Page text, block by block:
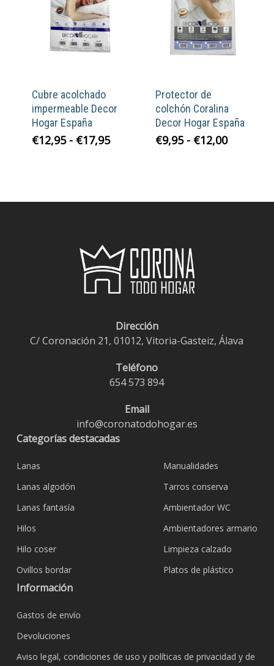
Cubre acolchado
impermeable Decor
Hogar España
€12,95 - €17,95Rango
hasta
Protector de
colchón Coralina
Decor Hogar España
€9,95 - €12,00Rango
hasta
Dirección
C/ Coronación 21, 01012, Vitoria-Gasteiz, Álava
Teléfono
654 573 894
Email
info@coronatodohogar.es
Categorías destacadas
Lanas
Lanas algodón
Lanas fantasía
Hilos
Hilo coser
Ovillos bordar
Manualidades
Tarros conserva
Ambientador WC
Ambientadores armario
Limpieza calzado
Platos de plástico
Información
Gastos de envío
Devoluciones
Aviso legal, condiciones de uso y políticas de privacidad y de